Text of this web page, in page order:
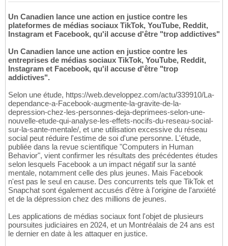
Un Canadien lance une action en justice contre les
plateformes de médias sociaux TikTok, YouTube, Reddit,
Instagram et Facebook, qu'il accuse d'être "trop addictives"
Un Canadien lance une action en justice contre les
entreprises de médias sociaux TikTok, YouTube, Reddit,
Instagram et Facebook, qu'il accuse d'être "trop
addictives".
Selon une étude, https://web.developpez.com/actu/339910/La-
dependance-a-Facebook-augmente-la-gravite-de-la-
depression-chez-les-personnes-deja-deprimees-selon-une-
nouvelle-etude-qui-analyse-les-effets-nocifs-du-reseau-social-
sur-la-sante-mentale/, et une utilisation excessive du réseau
social peut réduire l'estime de soi d'une personne. L'étude,
publiée dans la revue scientifique "Computers in Human
Behavior", vient confirmer les résultats des précédentes études
selon lesquels Facebook a un impact négatif sur la santé
mentale, notamment celle des plus jeunes. Mais Facebook
n'est pas le seul en cause. Des concurrents tels que TikTok et
Snapchat sont également accusés d'être à l'origine de l'anxiété
et de la dépression chez des millions de jeunes.
Les applications de médias sociaux font l'objet de plusieurs
poursuites judiciaires en 2024, et un Montréalais de 24 ans est
le dernier en date à les attaquer en justice.